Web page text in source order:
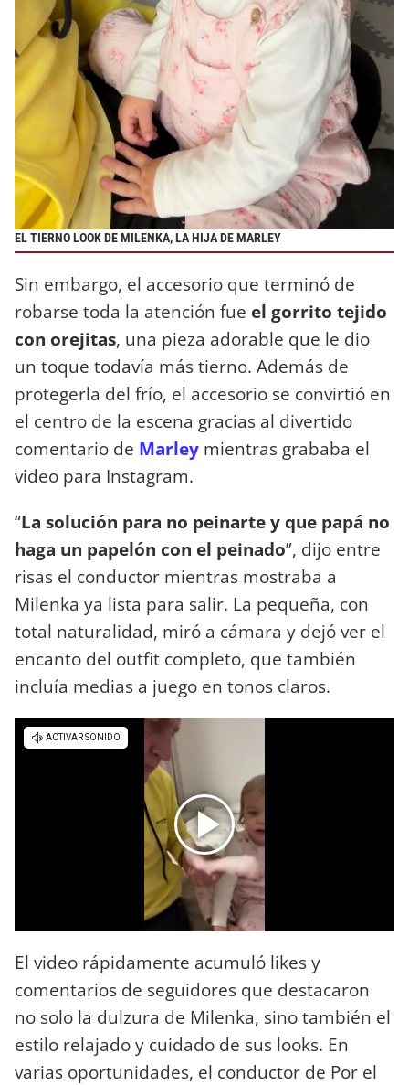
EL TIERNO LOOK DE MILENKA, LA HIJA DE MARLEY
Sin embargo, el accesorio que terminó de
robarse toda la atención fue el gorrito tejido
con orejitas, una pieza adorable que le dio
un toque todavía más tierno. Además de
protegerla del frío, el accesorio se convirtió en
el centro de la escena gracias al divertido
comentario de Marley mientras grababa el
video para Instagram.
“La solución para no peinarte y que papá no
haga un papelón con el peinado”, dijo entre
risas el conductor mientras mostraba a
Milenka ya lista para salir. La pequeña, con
total naturalidad, miró a cámara y dejó ver el
encanto del outfit completo, que también
incluía medias a juego en tonos claros.
El video rápidamente acumuló likes y
comentarios de seguidores que destacaron
no solo la dulzura de Milenka, sino también el
estilo relajado y cuidado de sus looks. En
varias oportunidades, el conductor de Por el